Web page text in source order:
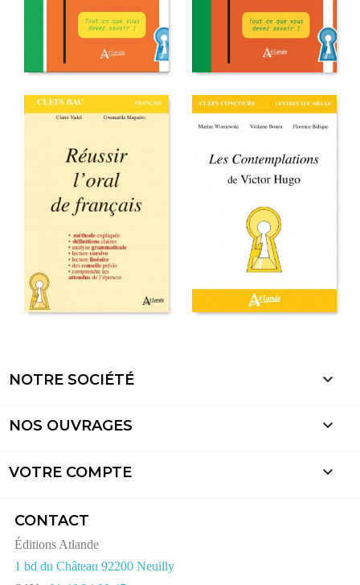
NOTRE SOCIÉTÉ 
NOS OUVRAGES 
VOTRE COMPTE 
CONTACT
Éditions Atlande
1 bd du Château 92200 Neuilly